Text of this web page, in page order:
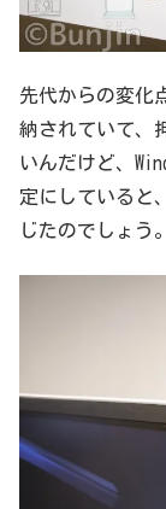
先代からの変化
納されていて、
いんだけど、
定にしていると
じたのでしょう。